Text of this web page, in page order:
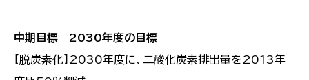
中期目標 2030年度の目標
【脱炭素化】2030年度に、二酸化炭素排出量を2013年